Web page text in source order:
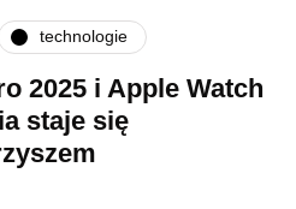
technologie
2025 i Apple Watch
staje się